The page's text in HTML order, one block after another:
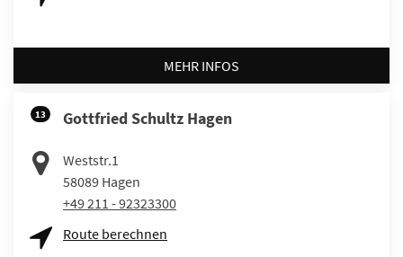
MEHR INFOS
13 Gottfried Schultz Hagen
Weststr.1
58089 Hagen
+49 211 - 92323300
Route berechnen